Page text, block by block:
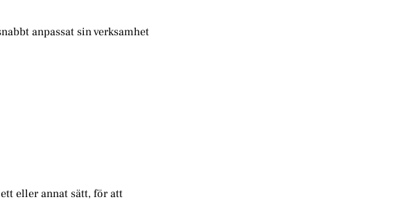
anpassat sin verksamhet
eller annat sätt, för att